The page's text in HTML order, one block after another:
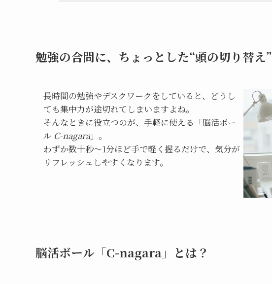
勉強の合間に、ちょっとした“頭の切り替え
長時間の勉強やデスクワークをしていると、どうし
ても集中力が途切れてしまいますよね。
そんなときに役立つのが、手軽に使える「脳活ボー
ル C-nagara」。
わずか数十秒〜1分ほど手で軽く握るだけで、気分が
リフレッシュしやすくなります。
脳活ボール「C-nagara」とは？